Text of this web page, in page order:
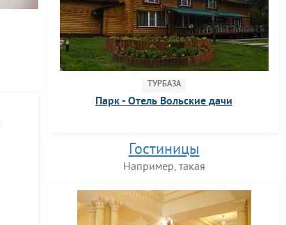
ТУРБАЗА
Парк - Отель Вольские дачи
Гостиницы
Например, такая